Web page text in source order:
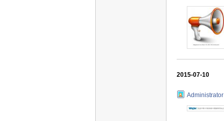
2015-07-10
Administrator